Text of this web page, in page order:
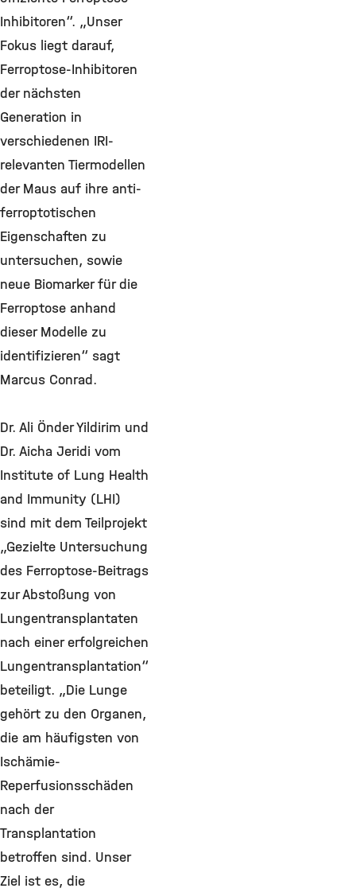
Inhibitoren“. „Unser
Fokus liegt darauf,
Ferroptose-Inhibitoren
der nächsten
Generation in
verschiedenen IRI-
relevanten Tiermodellen
der Maus auf ihre anti-
ferroptotischen
Eigenschaften zu
untersuchen, sowie
neue Biomarker für die
Ferroptose anhand
dieser Modelle zu
identifizieren“ sagt
Marcus Conrad.
Dr. Ali Önder Yildirim und
Dr. Aicha Jeridi vom
Institute of Lung Health
and Immunity (LHI)
sind mit dem Teilprojekt
„Gezielte Untersuchung
des Ferroptose-Beitrags
zur Abstoßung von
Lungentransplantaten
nach einer erfolgreichen
Lungentransplantation“
beteiligt. „Die Lunge
gehört zu den Organen,
die am häufigsten von
Ischämie-
Reperfusionsschäden
nach der
Transplantation
betroffen sind. Unser
Ziel ist es, die